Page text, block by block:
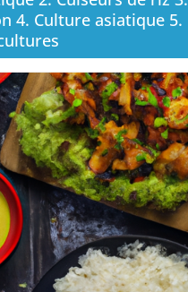
4. Culture asiatique 5.